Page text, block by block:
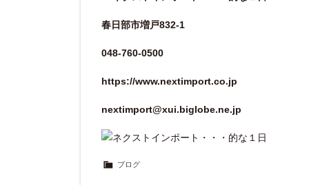
春日部市増戸832-1
048-760-0500
https://www.nextimport.co.jp
nextimport@xui.biglobe.ne.jp
ブログ